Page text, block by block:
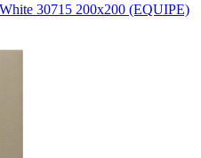
30715 200x200 (EQUIPE)